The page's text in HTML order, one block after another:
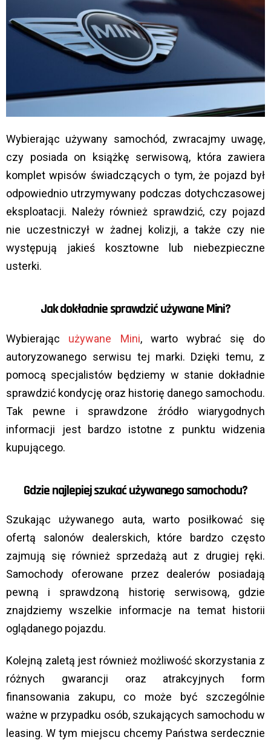
Wybierając używany samochód, zwracajmy uwagę,
czy posiada on książkę serwisową, która zawiera
komplet wpisów świadczących o tym, że pojazd był
odpowiednio utrzymywany podczas dotychczasowej
eksploatacji. Należy również sprawdzić, czy pojazd
nie uczestniczył w żadnej kolizji, a także czy nie
występują jakieś kosztowne lub niebezpieczne
usterki.
Jak dokładnie sprawdzić używane Mini?
Wybierając używane Mini, warto wybrać się do
autoryzowanego serwisu tej marki. Dzięki temu, z
pomocą specjalistów będziemy w stanie dokładnie
sprawdzić kondycję oraz historię danego samochodu.
Tak pewne i sprawdzone źródło wiarygodnych
informacji jest bardzo istotne z punktu widzenia
kupującego.
Gdzie najlepiej szukać używanego samochodu?
Szukając używanego auta, warto posiłkować się
ofertą salonów dealerskich, które bardzo często
zajmują się również sprzedażą aut z drugiej ręki.
Samochody oferowane przez dealerów posiadają
pewną i sprawdzoną historię serwisową, gdzie
znajdziemy wszelkie informacje na temat historii
oglądanego pojazdu.
Kolejną zaletą jest również możliwość skorzystania z
różnych gwarancji oraz atrakcyjnych form
finansowania zakupu, co może być szczególnie
ważne w przypadku osób, szukających samochodu w
leasing. W tym miejscu chcemy Państwa serdecznie